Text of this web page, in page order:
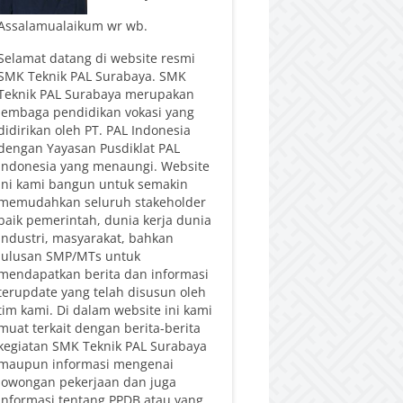
wr wb.
datang di website resmi
Teknik PAL Surabaya. SMK
PAL Surabaya merupakan
pendidikan vokasi yang
oleh PT. PAL Indonesia
Yayasan Pusdiklat PAL
yang menaungi. Website
kami bangun untuk semakin
seluruh stakeholder
pemerintah, dunia kerja dunia
masyarakat, bahkan
SMP/MTs untuk
berita dan informasi
yang telah disusun oleh
kami. Di dalam website ini kami
terkait dengan berita-berita
SMK Teknik PAL Surabaya
informasi mengenai
pekerjaan dan juga